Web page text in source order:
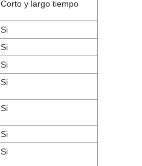
Corto y largo tiempo
Si
Si
Si
Si
Si
Si
Si